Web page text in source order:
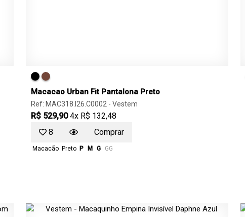
Macacao Urban Fit Pantalona Preto
Ref: MAC318.I26.C0002 - Vestem
R$ 529,90 4x R$ 132,48
8
Comprar
Macacão Preto P M G GG